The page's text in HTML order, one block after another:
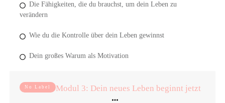
Die Fähigkeiten, die du brauchst, um dein Leben zu
verändern
Wie du die Kontrolle über dein Leben gewinnst
Dein großes Warum als Motivation
No Label Modul 3: Dein neues Leben beginnt jetzt